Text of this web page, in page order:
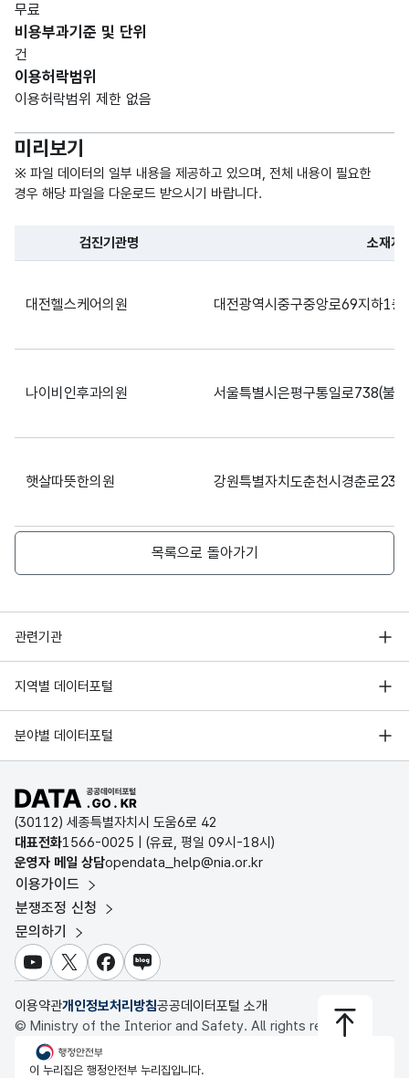
무료
비용부과기준 및 단위
건
이용허락범위
이용허락범위 제한 없음
미리보기
※ 파일 데이터의 일부 내용을 제공하고 있으며, 전체 내용이 필요한
경우 해당 파일을 다운로드 받으시기 바랍니다.
검진기관명 소재지
대전헬스케어의원 대전광역시중구중앙로69지하1
나이비인후과의원 서울특별시은평구통일로738(불
햇살따뜻한의원 강원특별자치도춘천시경춘로
더건강한내과의원
경기도군포시산본로323번길
(산본동)
의흥동산의원 대구광역시군위군의흥면읍내리
한림의원 경기도가평군가평읍석봉로218
서울치과의원 강원특별자치도강릉시주문진읍
서울연치과의원
손병민산부인과의원 울산광역시남구삼산중로86(삼산
목록으로 돌아가기
관련기관
행정안전부
한국지능정보사회진흥원
국가정보자원관리원
지역별 데이터포털
서울 열린데이터광장
경기데이터드림
D-데이터허브
인천데이터포털
울산광역시 데이터포털
전남광주통합특별시 빅데이터 플랫폼
대전광역시 데이터포털
세종특별자치시 데이터포털
충청북도 데이터허브
분야별 데이터포털
기상자료개방포털
국토교통부 공간정보오픈플랫폼
환경부 환경데이터포털
문화데이터광장
농림축산식품 공공데이터포털
보건의료빅데이터개방시스템
식품의약품안전처 데이터포털
교육통계서비스
공공데이터포털 바로가기
(30112) 세종특별자치시 도움6로 42
대표전화1566-0025 | (유료, 평일 09시-18시)
운영자 메일 상담opendata_help@nia.or.kr
이용가이드
분쟁조정 신청
문의하기
유튜브X 페이스북
블로그
이용약관개인정보처리방침공공데이터포털 소개
© Ministry of the Interior and Safety. All rights reserved.
행정안전부
이 누리집은 행정안전부 누리집입니다.